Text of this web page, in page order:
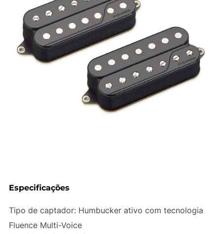
Especificações
Tipo de captador: Humbucker ativo com tecnologia
Fluence Multi-Voice